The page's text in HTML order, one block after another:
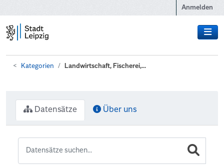
Anmelden
Kategorien Landwirtschaft, Fischerei,...
Datensätze Über uns